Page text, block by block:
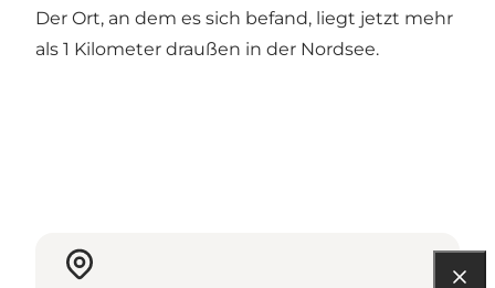
Der Ort, an dem es sich befand, liegt jetzt mehr
als 1 Kilometer draußen in der Nordsee.